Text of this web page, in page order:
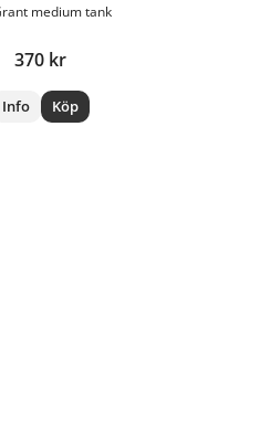
medium tank
370 kr
Info Köp